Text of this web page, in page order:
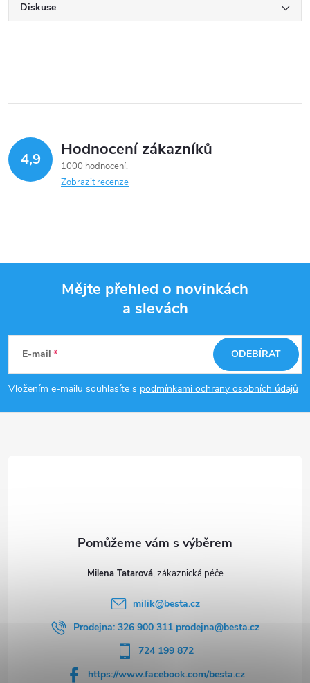
Diskuse
4,9 Hodnocení zákazníků
1000 hodnocení
Zobrazit recenze
p
a
Mějte přehled o novinkách
a slevách
E-mail
Vložením e-mailu souhlasíte s podmínkami ochrany osobních údajů
ODEBÍRAT
Milena Tatarová
milik@besta.cz
Prodejna: 326 900 311 prodejna@besta.cz
724 199 872
https://www.facebook.com/besta.cz